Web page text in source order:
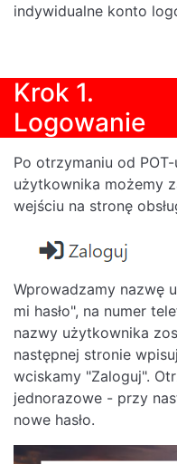
indywidualne konto
Krok 1.
Logowanie
Po otrzymaniu od
użytkownika możemy
wejściu na stronę
Wprowadzamy nazwę
mi hasło", na numer
nazwy użytkownika
następnej stronie
wciskamy "Zaloguj".
jednorazowe - przy
nowe hasło.